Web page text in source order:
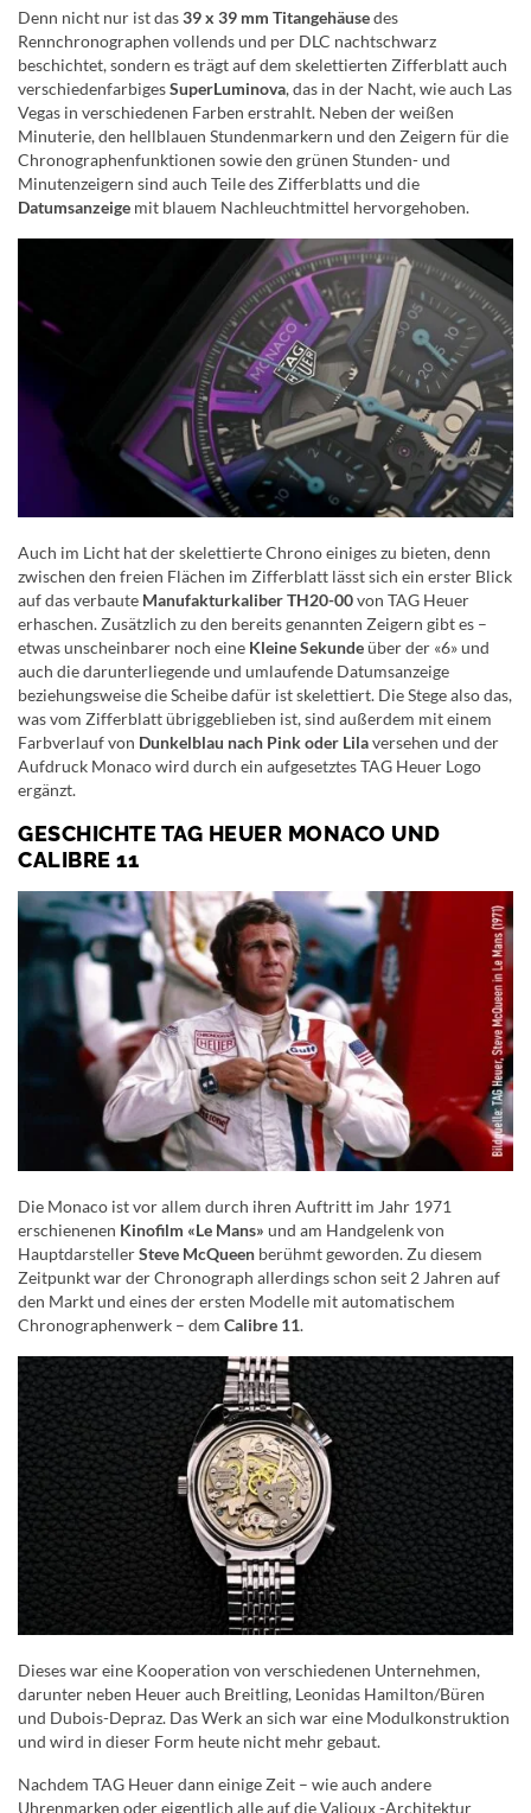
Denn nicht nur ist das39 x 39 mm Titangehäusedes
Rennchronographen vollends und per DLC nachtschwarz
beschichtet, sondern es trägt auf dem skelettierten Zifferblatt auch
verschiedenfarbigesSuperLuminova, das in der Nacht, wie auch Las
Vegas in verschiedenen Farben erstrahlt. Neben der weißen
Minuterie, den hellblauen Stundenmarkern und den Zeigern für die
Chronographenfunktionen sowie den grünen Stunden- und
Minutenzeigern sind auch Teile des Zifferblatts und die
Datumsanzeige mit blauem Nachleuchtmittel hervorgehoben.
Auch im Licht hat der skelettierte Chrono einiges zu bieten, denn
zwischen den freien Flächen im Zifferblatt lässt sich ein erster Blick
auf das verbaute Manufakturkaliber TH20-00von TAG Heuer
erhaschen. Zusätzlich zu den bereits genannten Zeigern gibt es –
etwas unscheinbarer noch eine Kleine Sekundeüber der «6» und
auch die darunterliegende und umlaufende Datumsanzeige
beziehungsweise die Scheibe dafür ist skelettiert. Die Stege also das,
was vom Zifferblatt übriggeblieben ist, sind außerdem mit einem
Farbverlauf von Dunkelblau nach Pink oder Lilaversehen und der
Aufdruck Monaco wird durch ein aufgesetztes TAG Heuer Logo
ergänzt.
GESCHICHTE TAG HEUER MONACO UND
CALIBRE 11
Die Monaco ist vor allem durch ihren Auftritt im Jahr 1971
erschienenen Kinofilm «Le Mans» und am Handgelenk von
HauptdarstellerSteve McQueen berühmt geworden. Zu diesem
Zeitpunkt war der Chronograph allerdings schon seit 2 Jahren auf
den Markt und eines der ersten Modelle mit automatischem
Chronographenwerk – dem Calibre 11.
Dieses war eine Kooperation von verschiedenen Unternehmen,
darunter neben Heuer auch Breitling, Leonidas Hamilton/Büren
und Dubois-Depraz. Das Werk an sich war eine Modulkonstruktion
und wird in dieser Form heute nicht mehr gebaut.
Nachdem TAG Heuer dann einige Zeit – wie auch andere
Uhrenmarken oder eigentlich alle auf die Valjoux -Architektur